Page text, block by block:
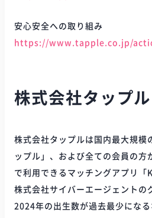
安心安全への取り組み
https://www.tapple.co.jp/
株式会社タップ
株式会社タップルは国内最大規模
ップル」、および全ての会員の方
で利用できるマッチングアプリ「
株式会社サイバーエージェントの
2024年の出生数が過去最少にな